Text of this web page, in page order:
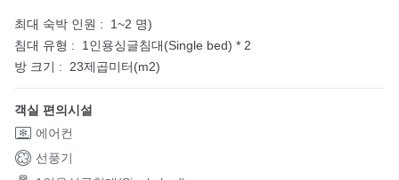
최대 숙박 인원 :
1~2 명)
침대 유형 :
1인용싱글침대(Single bed) * 2
방 크기 :
23제곱미터(m2)
객실 편의시설
에어컨
선풍기